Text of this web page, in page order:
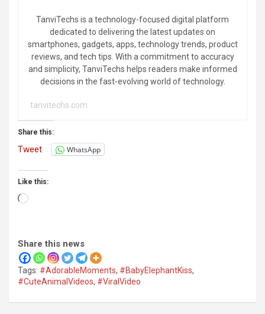
TanviTechs is a technology-focused digital platform
dedicated to delivering the latest updates on
smartphones, gadgets, apps, technology trends, product
reviews, and tech tips. With a commitment to accuracy
and simplicity, TanviTechs helps readers make informed
decisions in the fast-evolving world of technology.
tanvitechs.com
Share this:
Tweet WhatsApp
Like this:
Loading…
Share this news
Tags: #AdorableMoments, #BabyElephantKiss,
#CuteAnimalVideos, #ViralVideo